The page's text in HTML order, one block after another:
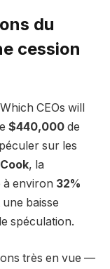
du
cession
CEOs will
$440,000 de
sur les
, la
à environ 32%
baisse
spéculation.
très en vue —